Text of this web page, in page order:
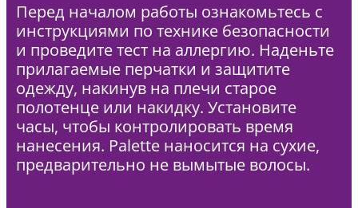
Перед началом работы ознакомьтесь с
инструкциями по технике безопасности
и проведите тест на аллергию. Наденьте
прилагаемые перчатки и защитите
одежду, накинув на плечи старое
полотенце или накидку. Установите
часы, чтобы контролировать время
нанесения. Palette наносится на сухие,
предварительно не вымытые волосы.